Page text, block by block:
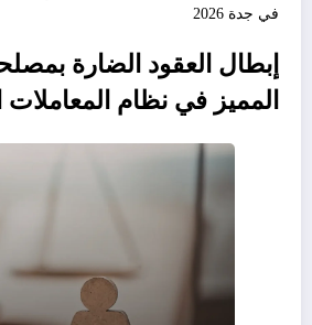
في جدة 2026
​إبطال العقود الضارة
المميز في نظام المعاملات